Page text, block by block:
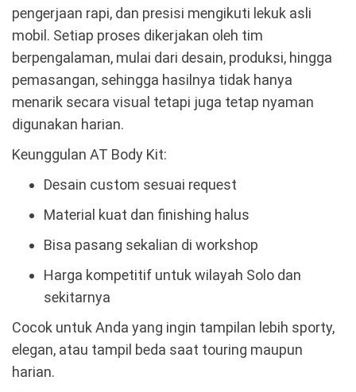
pengerjaan rapi, dan presisi mengikuti lekuk asli
mobil. Setiap proses dikerjakan oleh tim
berpengalaman, mulai dari desain, produksi, hingga
pemasangan, sehingga hasilnya tidak hanya
menarik secara visual tetapi juga tetap nyaman
digunakan harian.
Keunggulan AT Body Kit:
Desain custom sesuai request
Material kuat dan finishing halus
Bisa pasang sekalian di workshop
Harga kompetitif untuk wilayah Solo dan
sekitarnya
Cocok untuk Anda yang ingin tampilan lebih sporty,
elegan, atau tampil beda saat touring maupun
harian.